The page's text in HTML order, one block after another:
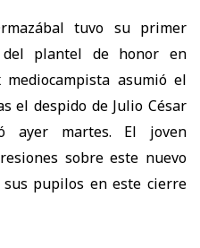
tuvo su primer
del plantel de honor en
asumió el
el despido de Julio César
ayer martes. El joven
sobre este nuevo
pupilos en este cierre